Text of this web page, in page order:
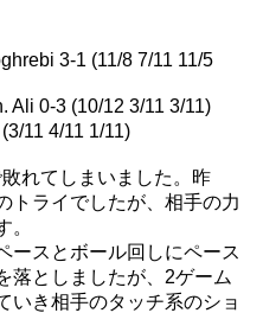
3-1 (11/8 7/11 11/5
Ali 0-3 (10/12 3/11 3/11)
11 4/11 1/11)
れてしまいました。昨
トライでしたが、相手の力
。
ースとボール回しにペース
落としましたが、2ゲーム
いき相手のタッチ系のショ